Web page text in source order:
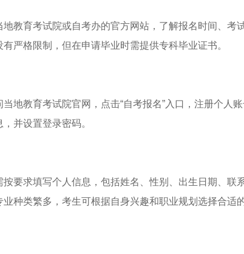
教育考试院或自考办的官方网站，了解报名时间、考
严格限制，但在申请毕业时需提供专科毕业证书。
地教育考试院官网，点击“自考报名”入口，注册个人
并设置登录密码。
要求填写个人信息，包括姓名、性别、出生日期、联
种类繁多，考生可根据自身兴趣和职业规划选择合适的